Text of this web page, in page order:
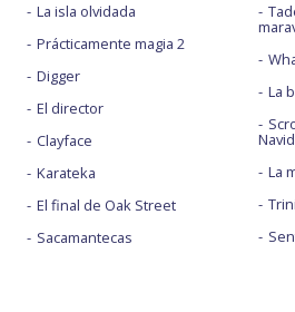
La isla olvidada
Prácticamente magia 2
Digger
El director
Clayface
Karateka
El final de Oak Street
Sacamantecas
La
La